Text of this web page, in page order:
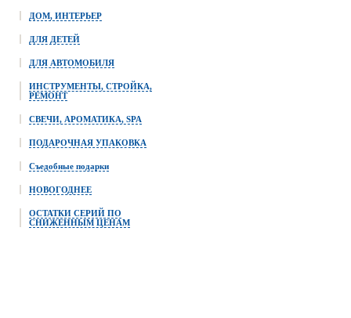
ДОМ, ИНТЕРЬЕР
ДЛЯ ДЕТЕЙ
ДЛЯ АВТОМОБИЛЯ
ИНСТРУМЕНТЫ, СТРОЙКА,
РЕМОНТ
СВЕЧИ, АРОМАТИКА, SPA
ПОДАРОЧНАЯ УПАКОВКА
Съедобные подарки
НОВОГОДНЕЕ
ОСТАТКИ СЕРИЙ ПО
СНИЖЕННЫМ ЦЕНАМ